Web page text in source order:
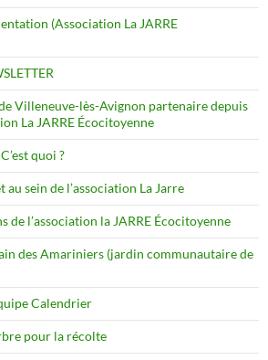
(Association La JARRE
Villeneuve-lès-Avignon partenaire depuis
La JARRE Écocitoyenne
quoi ?
au sein de l’association La Jarre
de l’association la JARRE Écocitoyenne
des Amariniers (jardin communautaire de
Calendrier
pour la récolte